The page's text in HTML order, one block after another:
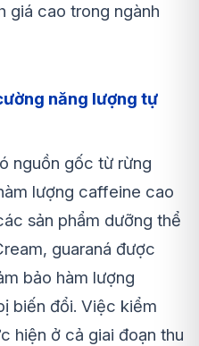
giá cao trong ngành
năng lượng tự
nguồn gốc từ rừng
lượng caffeine cao
sản phẩm dưỡng thể
guaraná được
bảo hàm lượng
biến đổi. Việc kiểm
hiện ở cả giai đoạn thu